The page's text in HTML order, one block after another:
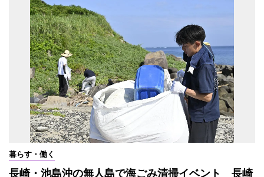
暮らす・働く
長崎・池島沖の無人島で海ごみ清掃イベント 長崎